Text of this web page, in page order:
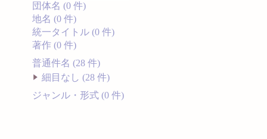
団体名 (0 件)
地名 (0 件)
統一タイトル (0 件)
著作 (0 件)
普通件名 (28 件)
細目なし (28 件)
ジャンル・形式 (0 件)